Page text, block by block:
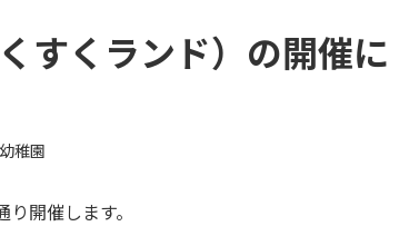
すくランド）の開催に
稚園
開催します。